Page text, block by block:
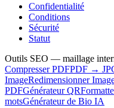
Confidentialité
Conditions
Sécurité
Statut
Outils SEO — maillage
Compresser PDFPDF →
ImageRedimensionner
PDFGénérateur QR
motsGénérateur de Bio IA